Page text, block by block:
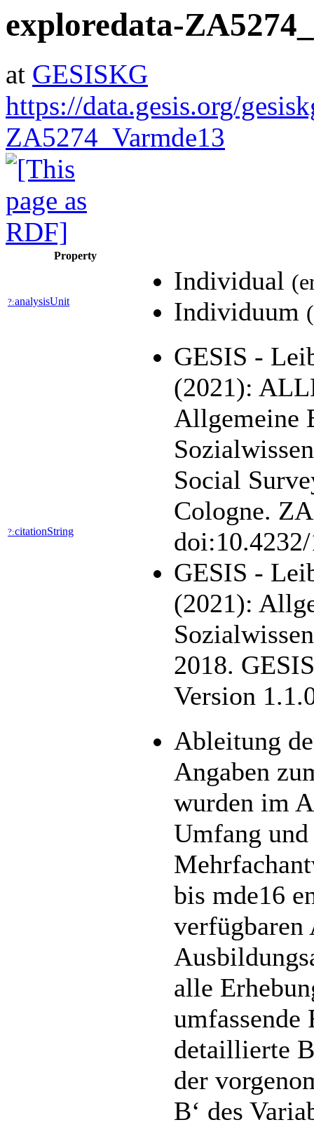
exploredata-
at GESISKG
https://data.gesis.org/
ZA5274_Varmde13
Property
?:analysisUnit
Individual
Individuum
?:citationString
GESIS -
(2021):
Allgemeine
Social
Cologne.
GESIS -
(2021):
2018.
Version
Ableitung
Angaben
wurden im
Umfang
bis mde16
verfügbaren
alle
umfassende
detaillierte
der
B‘ des